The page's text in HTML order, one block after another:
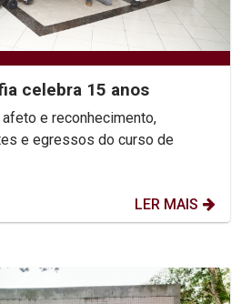
celebra 15 anos
e reconhecimento,
e egressos do curso de
LER MAIS